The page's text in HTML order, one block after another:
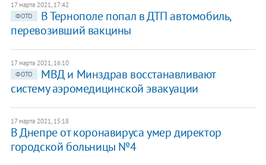
17 марта 2021, 17:42
ФОТО
В Тернополе попал в ДТП автомобиль,
перевозивший вакцины
17 марта 2021, 16:10
ФОТО
МВД и Минздрав восстанавливают
систему аэромедицинской эвакуации
17 марта 2021, 15:18
В Днепре от коронавируса умер директор
городской больницы №4